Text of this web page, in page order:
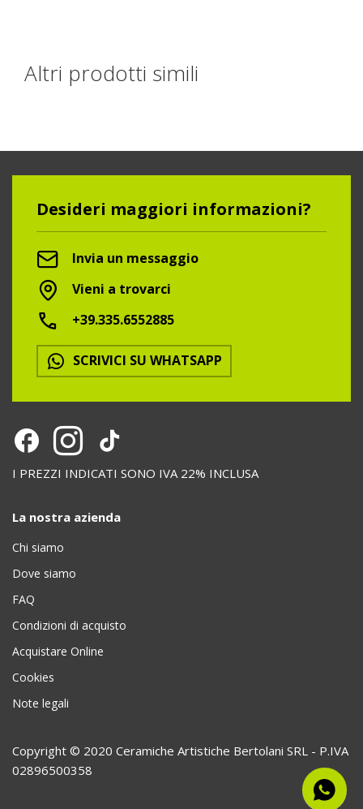
Altri prodotti simili
Desideri maggiori informazioni?
Invia un messaggio
Vieni a trovarci
+39.335.6552885
SCRIVICI SU WHATSAPP
I PREZZI INDICATI SONO IVA 22% INCLUSA
La nostra azienda
Chi siamo
Dove siamo
FAQ
Condizioni di acquisto
Acquistare Online
Cookies
Note legali
Copyright © 2020 Ceramiche Artistiche Bertolani SRL - P.IVA
02896500358